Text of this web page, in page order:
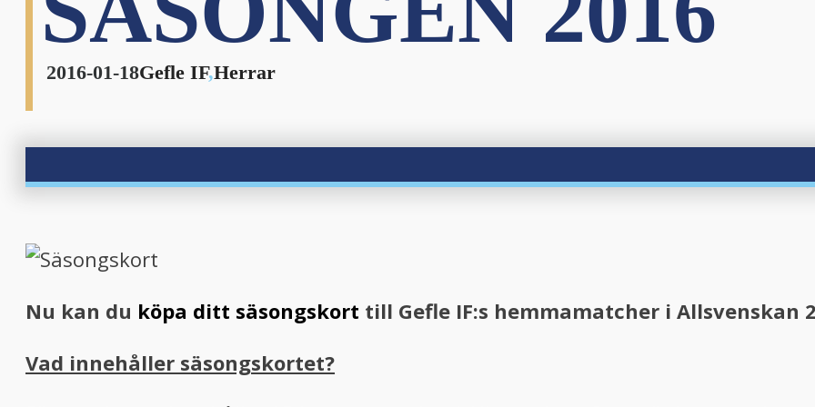
2016-01-18Gefle IF,Herrar
Nu kan du köpa ditt säsongskort till Gefle IF:s hemmamatcher i Allsvenskan
Vad innehåller säsongskortet?